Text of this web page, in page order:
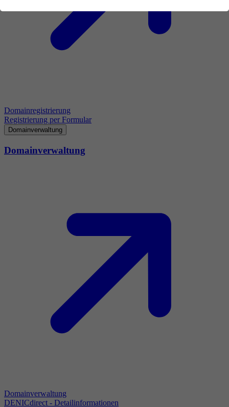
Domainregistrierung
Registrierung per Formular
Domainverwaltung
Domainverwaltung
Domainverwaltung
DENICdirect - Detailinformationen